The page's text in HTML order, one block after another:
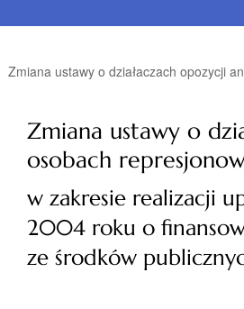
Zmiana ustawy o działaczach opozycji
Zmiana ustawy o
osobach
w zakresie realizacji
2004 roku o
ze środków